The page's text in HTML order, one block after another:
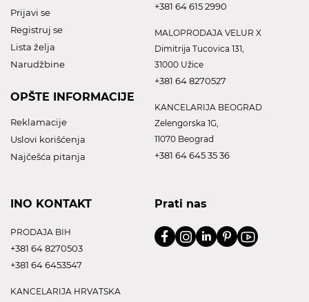
Prijavi se
Registruj se
Lista želja
Narudžbine
OPŠTE INFORMACIJE
Reklamacije
Uslovi korišćenja
Najčešća pitanja
+381 64 615 2990
MALOPRODAJA VELUR X
Dimitrija Tucovica 131,
31000 Užice
+381 64 8270527
KANCELARIJA BEOGRAD
Zelengorska 1G,
11070 Beograd
+381 64 645 35 36
INO KONTAKT
PRODAJA BIH
+381 64 8270503
+381 64 6453547
KANCELARIJA HRVATSKA
Prati nas